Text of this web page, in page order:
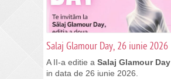
Salaj Glamour Day, 26 iunie 2026
A II-a editie a Salaj Glamour Day
in data de 26 iunie 2026.